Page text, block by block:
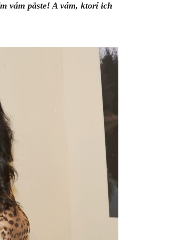
vám päste! A vám, ktorí ich